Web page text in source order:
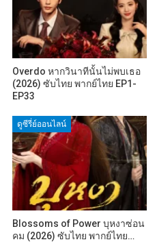
Overdo หากวินาทีนั้นไม่พบเธอ
(2026) ซับไทย พากย์ไทย EP1-
EP33
ดูซีรี่ย์ออนไลน์
Blossoms of Power บุหงาซ่อน
คม (2026) ซับไทย พากย์ไทย…